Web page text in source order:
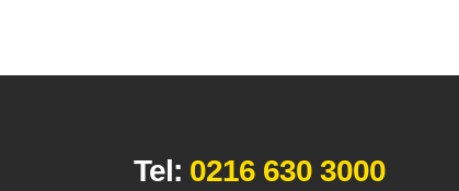
Tel: 0216 630 3000